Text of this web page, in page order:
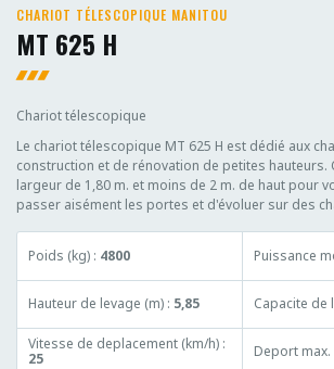
CHARIOT TÉLESCOPIQUE MANITOU
MT 625 H
Chariot télescopique
Le chariot télescopique MT 625 H est dédié aux
construction et de rénovation de petites hauteurs.
largeur de 1,80 m. et moins de 2 m. de haut pour
passer aisément les portes et d'évoluer sur des
Poids (kg) : 4800 Puissance
Hauteur de levage (m) : 5,85 Capacite de
Vitesse de deplacement (km/h) :
25
Deport max.